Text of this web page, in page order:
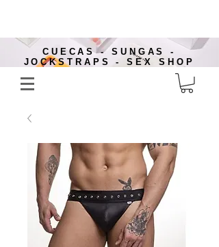
CUECAS - SUNGAS -
JOCKSTRAPS - SEX SHOP